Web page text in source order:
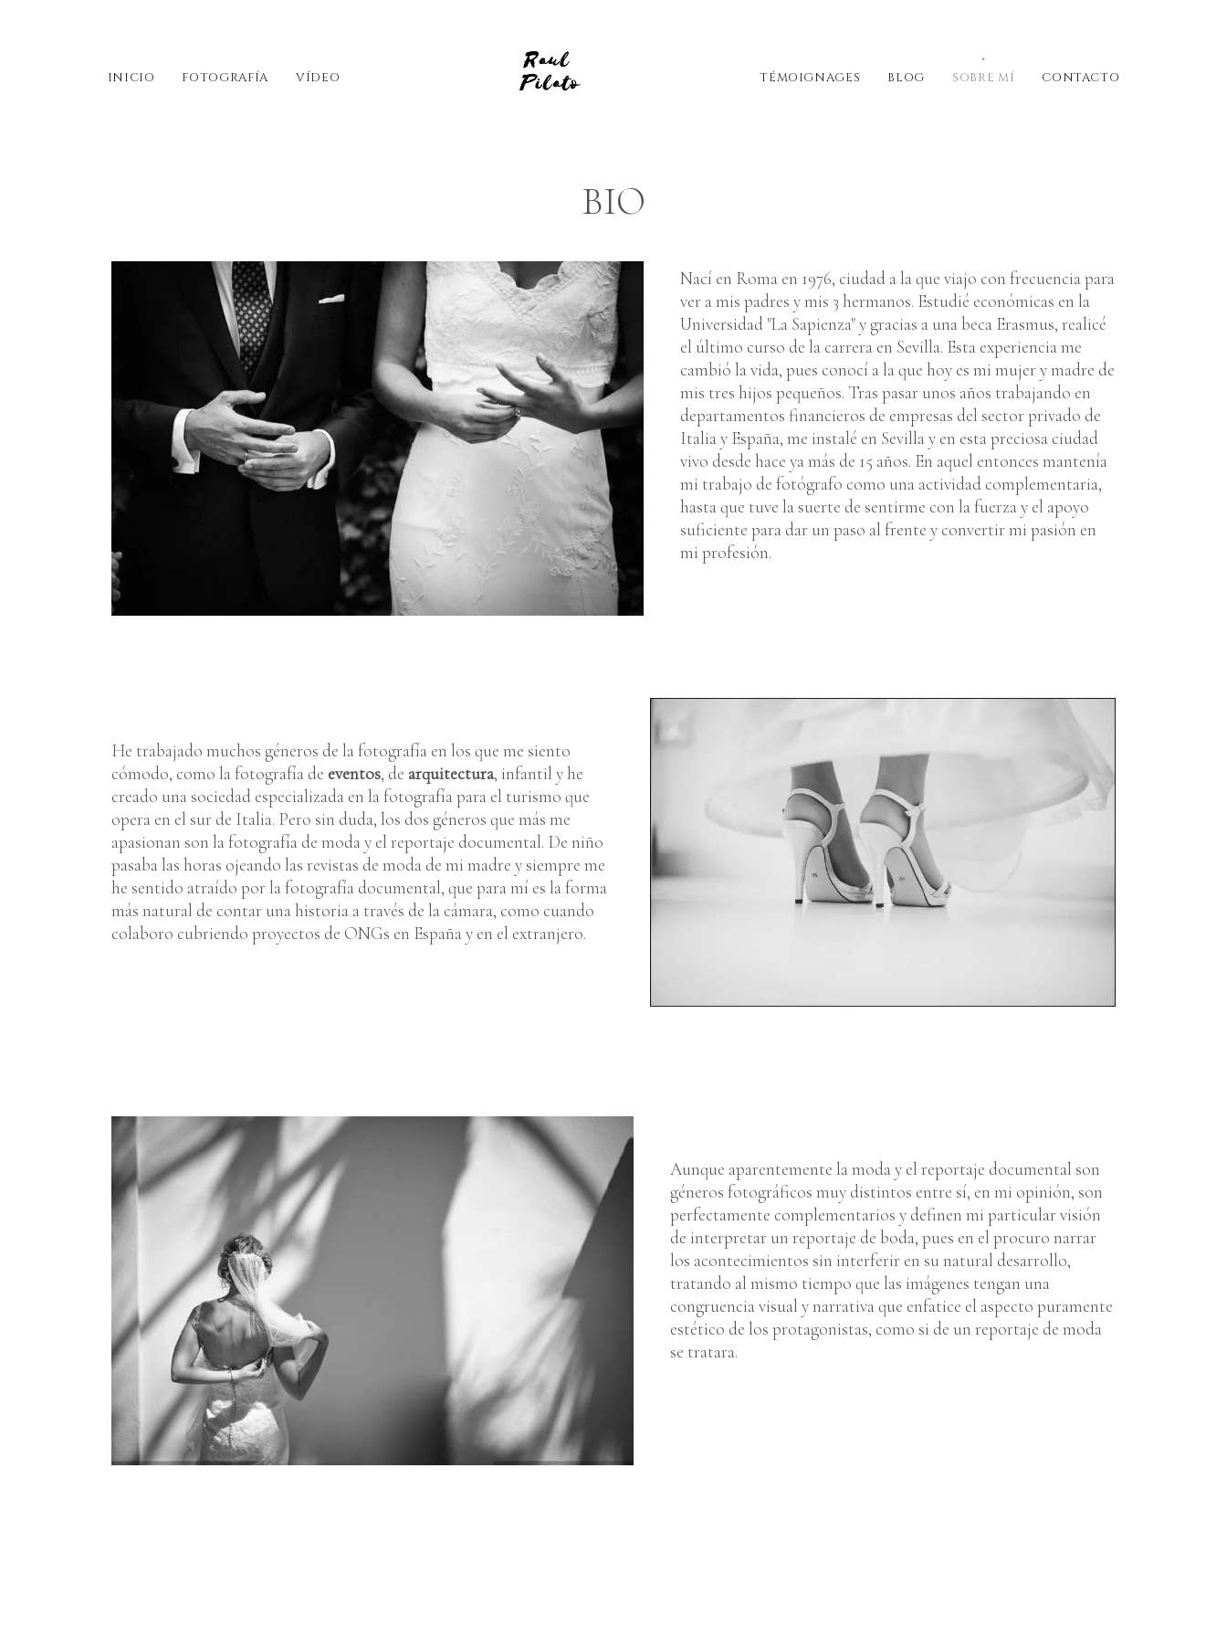
INICIO FOTOGRAFÍA VÍDEO TÉMOIGNAGES BLOG SOBRE MÍ CONTACTO
BIO
Nací en Roma en 1976, ciudad a la que viajo con frecuencia para
ver a mis padres y mis 3 hermanos. Estudié económicas en la
Universidad "La Sapienza" y gracias a una beca Erasmus, realicé
el último curso de la carrera en Sevilla. Esta experiencia me
cambió la vida, pues conocí a la que hoy es mi mujer y madre de
mis tres hijos pequeños. Tras pasar unos años trabajando en
departamentos financieros de empresas del sector privado de
Italia y España, me instalé en Sevilla y en esta preciosa ciudad
vivo desde hace ya más de 15 años. En aquel entonces mantenía
mi trabajo de fotógrafo como una actividad complementaria,
hasta que tuve la suerte de sentirme con la fuerza y el apoyo
suficiente para dar un paso al frente y convertir mi pasión en
mi profesión.
He trabajado muchos géneros de la fotografía en los que me siento
cómodo, como la fotografía de eventos, de arquitectura, infantil y he
creado una sociedad especializada en la fotografía para el turismo que
opera en el sur de Italia. Pero sin duda, los dos géneros que más me
apasionan son la fotografía de moda y el reportaje documental. De niño
pasaba las horas ojeando las revistas de moda de mi madre y siempre me
he sentido atraído por la fotografía documental, que para mí es la forma
más natural de contar una historia a través de la cámara, como cuando
colaboro cubriendo proyectos de ONGs en España y en el extranjero.
Aunque aparentemente la moda y el reportaje documental son
géneros fotográficos muy distintos entre sí, en mi opinión, son
perfectamente complementarios y definen mi particular visión
de interpretar un reportaje de boda, pues en el procuro narrar
los acontecimientos sin interferir en su natural desarrollo,
tratando al mismo tiempo que las imágenes tengan una
congruencia visual y narrativa que enfatice el aspecto puramente
estético de los protagonistas, como si de un reportaje de moda
se tratara.